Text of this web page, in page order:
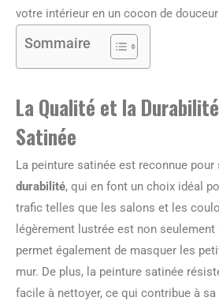
votre intérieur en un cocon de
Sommaire
La Qualité et la
Satinée
La peinture satinée est reconnue pour
durabilité, qui en font un choix idéal
trafic telles que les salons et les
légèrement lustrée est non
permet également de masquer les
mur. De plus, la peinture satinée
facile à nettoyer, ce qui contribue à